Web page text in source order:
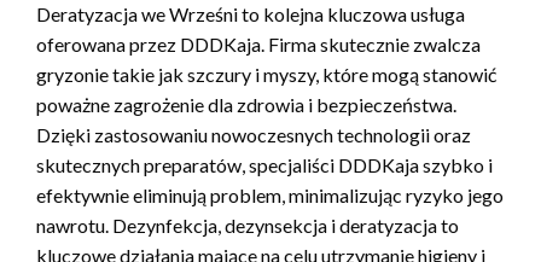
Deratyzacja we Wrześni to kolejna kluczowa usługa
oferowana przez DDDKaja. Firma skutecznie zwalcza
gryzonie takie jak szczury i myszy, które mogą stanowić
poważne zagrożenie dla zdrowia i bezpieczeństwa.
Dzięki zastosowaniu nowoczesnych technologii oraz
skutecznych preparatów, specjaliści DDDKaja szybko i
efektywnie eliminują problem, minimalizując ryzyko jego
nawrotu. Dezynfekcja, dezynsekcja i deratyzacja to
kluczowe działania mające na celu utrzymanie higieny i